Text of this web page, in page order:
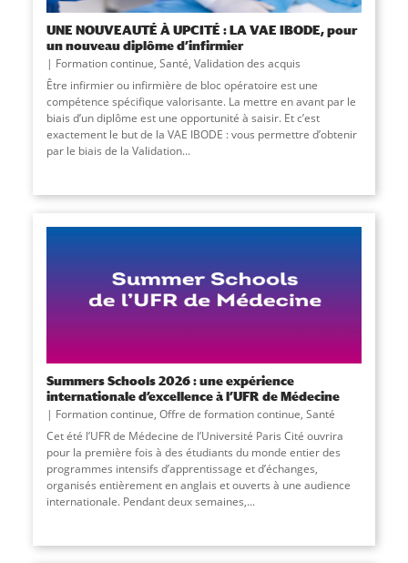
UNE NOUVEAUTÉ À UPCITÉ : LA VAE IBODE, pour
un nouveau diplôme d’infirmier
Formation continue, Santé, Validation des acquis
​Être infirmier ou infirmière de bloc opératoire est une
compétence spécifique valorisante. La mettre en avant par le
biais d’un diplôme est une opportunité à saisir. Et c’est
exactement le but de la VAE IBODE : vous permettre d’obtenir
par le biais de la Validation...
Summers Schools 2026 : une expérience
internationale d’excellence à l’UFR de Médecine
Formation continue, Offre de formation continue, Santé
Cet été l’UFR de Médecine de l’Université Paris Cité ouvrira
pour la première fois à des étudiants du monde entier des
programmes intensifs d’apprentissage et d’échanges,
organisés entièrement en anglais et ouverts à une audience
internationale. Pendant deux semaines,...